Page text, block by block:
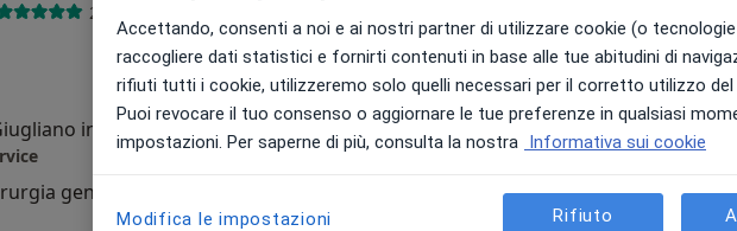
22 recensioni
in Campania Mappa
generale
Non ci sono agende disponibili!
Chiedi di attivare le prenotazioni online
Accettando, consenti a noi e ai nostri partner di utilizzare cookie (o
raccogliere dati statistici e fornirti contenuti in base alle tue abitudini di
rifiuti tutti i cookie, utilizzeremo solo quelli necessari per il corretto utilizzo
Puoi revocare il tuo consenso o aggiornare le tue preferenze in qualsiasi
impostazioni. Per saperne di più, consulta la nostra Informativa sui cookie
Modifica le impostazioni Rifiuto